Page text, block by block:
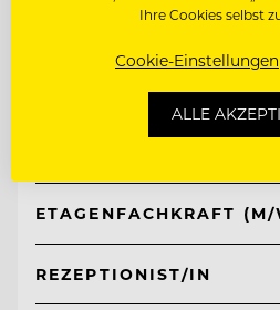
Retter Bio-Natur-
8225 Pöllauberg, Österreich
ETAGENFACHKRAFT
REZEPTIONIST/IN
Ihre Cookies selbst
Cookie-Einstellungen
ALLE